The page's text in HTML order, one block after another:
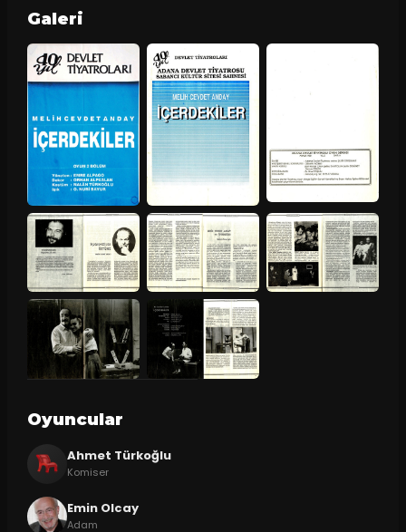
Galeri
Oyuncular
Ahmet Türkoğlu
Komiser
Emin Olcay
Adam